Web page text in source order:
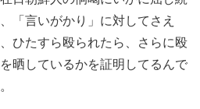
「言いがかり」に対してさえ
ひたすら殴られたら、さらに殴
晒しているかを証明してるんで